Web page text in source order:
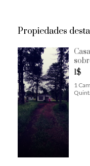
Propiedades
1$
1